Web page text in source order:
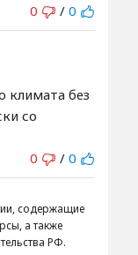
0
/ 0
климата без
со
0
/ 0
содержащие
а также
РФ.